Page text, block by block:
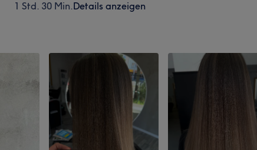
1 Std. 30 Min.Details anzeigen